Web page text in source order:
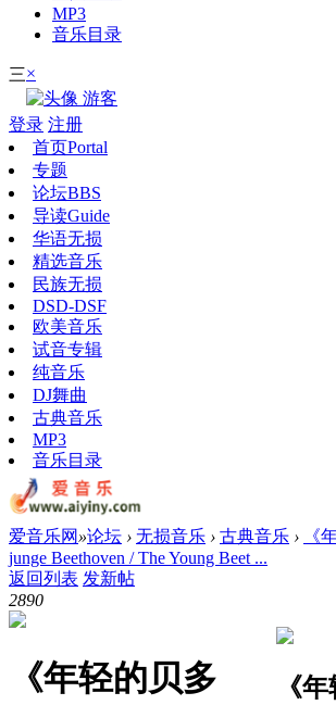
MP3
音乐目录
三×
游客
登录 注册
首页Portal
专题
论坛BBS
导读Guide
华语无损
精选音乐
民族无损
DSD-DSF
欧美音乐
试音专辑
纯音乐
DJ舞曲
古典音乐
MP3
音乐目录
爱音乐网 »论坛 › 无损音乐 › 古典音乐 ›
《
junge Beethoven / The Young Beet ...
返回列表 发新帖
2890
《年轻的贝多
《